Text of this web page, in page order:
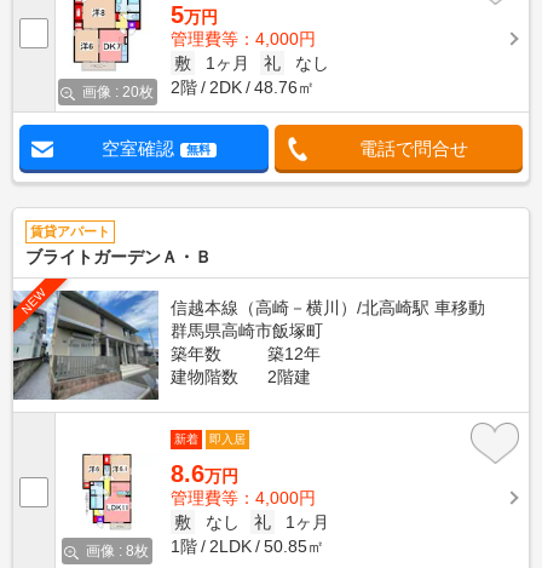
画像 : 20枚
5万円
管理費等：4,000円
敷
1ヶ月 礼
なし
2階
2DK 48.76㎡
空室確認 無料 電話で問合せ
賃貸アパート
ブライトガーデンＡ・Ｂ
NEW
信越本線（高崎－横川）/北高崎駅 車移動
群馬県高崎市飯塚町
築年数
築12年
建物階数
2階建
画像 : 8枚
新着 即入居
8.6万円
管理費等：4,000円
敷
なし 礼
1ヶ月
1階
2LDK 50.85㎡